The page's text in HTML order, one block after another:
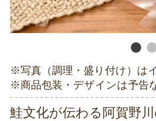
※写真（調理・盛り付け）は
※商品包装・デザインは予告
鮭文化が伝わる阿賀野